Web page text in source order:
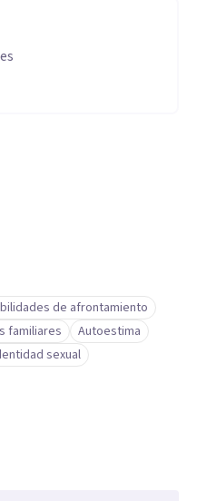
de afrontamiento
familiares
Autoestima
sexual